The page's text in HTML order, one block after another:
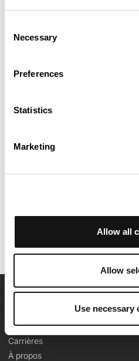
Selection
Necessary
Preferences
Statistics
Marketing
Allow all
Allow
Use necessary
Résumé
Découvrez ce parcours de
de chemins. Prévoyez environ 2
réaliser ce parcours.
Date de création du parcours: 28
Dernière modification de la fiche
OpenRunner
Equipe
Carrières
À propos